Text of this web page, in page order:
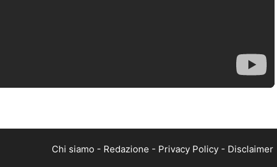
Chi siamo - Redazione - Privacy Policy - Disclaimer